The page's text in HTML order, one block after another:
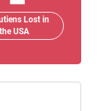
Lost in
the USA